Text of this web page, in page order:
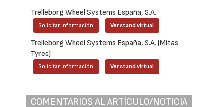
Trelleborg Wheel Systems España, S.A.
Solicitar información Ver stand virtual
Trelleborg Wheel Systems España, S.A. (Mitas
Tyres)
Solicitar información Ver stand virtual
COMENTARIOS AL ARTÍCULO/NOTICIA